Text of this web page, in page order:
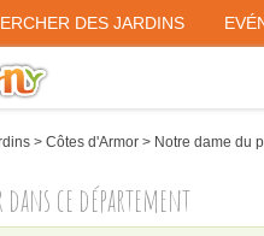
DES JARDINS
> Côtes d'Armor > Notre dame du
ce département